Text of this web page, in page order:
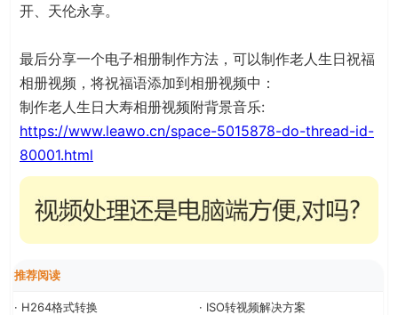
开、天伦永享。
最后分享一个电子相册制作方法，可以制作老人生日祝福
相册视频，将祝福语添加到相册视频中：
制作老人生日大寿相册视频附背景音乐:
https://www.leawo.cn/space-5015878-do-thread-id-
80001.html
推荐阅读
· H264格式转换 · ISO转视频解决方案